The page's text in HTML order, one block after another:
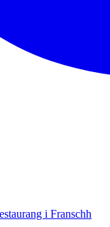
i Franschh